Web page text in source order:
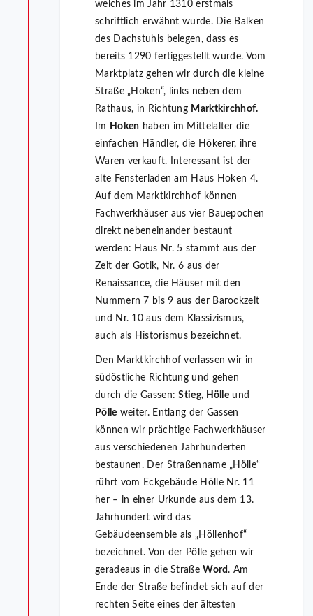
welches im Jahr 1310 erstmals
schriftlich erwähnt wurde. Die Balken
des Dachstuhls belegen, dass es
bereits 1290 fertiggestellt wurde. Vom
Marktplatz gehen wir durch die kleine
Straße „Hoken“, links neben dem
Rathaus, in Richtung Marktkirchhof.
Im
Hoken haben im Mittelalter die
einfachen Händler, die Hökerer, ihre
Waren verkauft. Interessant ist der
alte Fensterladen am Haus Hoken 4.
Auf dem Marktkirchhof können
Fachwerkhäuser aus vier Bauepochen
direkt nebeneinander bestaunt
werden: Haus Nr. 5 stammt aus der
Zeit der Gotik, Nr. 6 aus der
Renaissance, die Häuser mit den
Nummern 7 bis 9 aus der Barockzeit
und Nr. 10 aus dem Klassizismus,
auch als Historismus bezeichnet.
Den Marktkirchhof verlassen wir in
südöstliche Richtung und gehen
durch die Gassen:Stieg, Hölle und
Pölle weiter. Entlang der Gassen
können wir prächtige Fachwerkhäuser
aus verschiedenen Jahrhunderten
bestaunen. Der Straßenname „Hölle“
rührt vom Eckgebäude Hölle Nr. 11
her – in einer Urkunde aus dem 13.
Jahrhundert wird das
Gebäudeensemble als „Höllenhof“
bezeichnet. Von der Pölle gehen wir
geradeaus in die StraßeWord . Am
Ende der Straße befindet sich auf der
rechten Seite eines der ältesten